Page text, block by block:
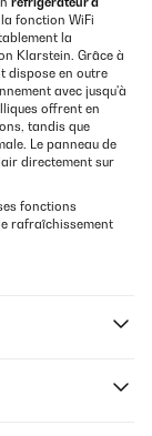
fonction WiFi
la
Klarstein. Grâce à
dispose en outre
avec jusqu'à
offrent en
tandis que
Le panneau de
directement sur
fonctions
rafraîchissement